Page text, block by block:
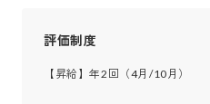
評価制度
【昇給】年2回（4月/10月）